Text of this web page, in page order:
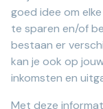
goed idee om
te sparen en/of
bestaan er
kan je ook op
inkomsten en
Met deze